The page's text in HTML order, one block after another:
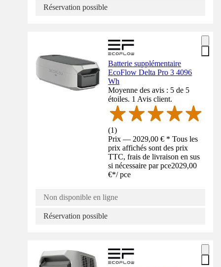
Réservation possible
Batterie supplémentaire
EcoFlow Delta Pro 3 4096
Wh
Moyenne des avis : 5 de 5
étoiles. 1 Avis client.
(1)
Prix — 2029,00 € * Tous les
prix affichés sont des prix
TTC, frais de livraison en sus
si nécessaire par pce2029,00
€*/ pce
Non disponible en ligne
Réservation possible